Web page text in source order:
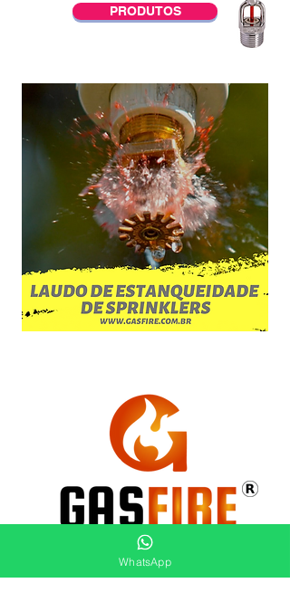
PRODUTOS
WhatsApp